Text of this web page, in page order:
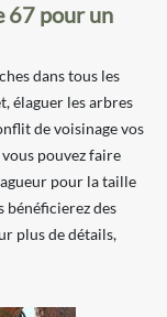
67 pour un
dans tous les
élaguer les arbres
de voisinage vos
pouvez faire
pour la taille
bénéficierez des
plus de détails,